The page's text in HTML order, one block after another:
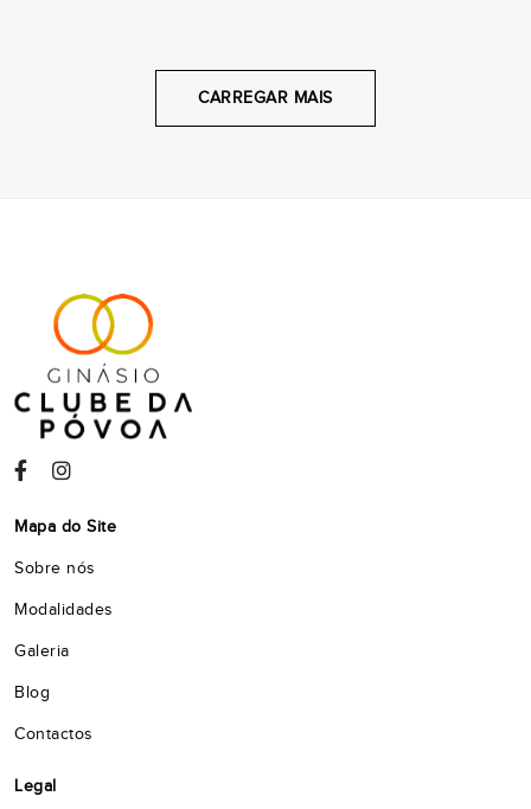
CARREGAR MAIS
Mapa do Site
Sobre nós
Modalidades
Galeria
Blog
Contactos
Legal